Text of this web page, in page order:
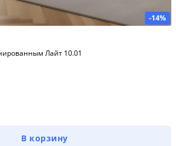
-14%
Лайт 10.01
В корзину